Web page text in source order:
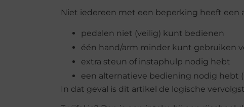
Niet iedereen met een beperking heeft een
pedalen niet (veilig) kunt bedienen
één hand/arm minder kunt gebruiken
extra steun of instaphulp nodig hebt
een alternatieve bediening nodig hebt
In dat geval is dit artikel de logische